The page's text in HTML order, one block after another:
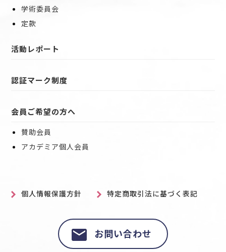
学術委員会
定款
活動レポート
認証マーク制度
会員ご希望の方へ
賛助会員
アカデミア個人会員
個人情報保護方針 特定商取引法に基づく表記
お問い合わせ